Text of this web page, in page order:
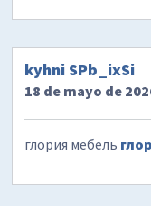
kyhni SPb_ixSi
18 de mayo de
глория мебель